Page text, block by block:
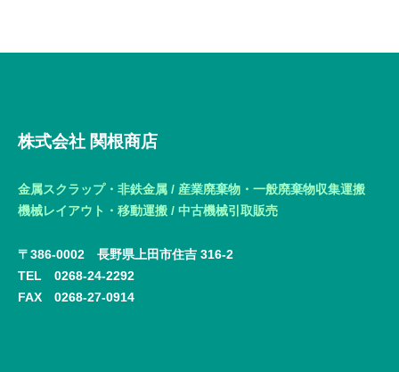
ン
株式会社 関根商店
金属スクラップ・非鉄金属 / 産業廃棄物・一般廃棄物収集運搬
機械レイアウト・移動運搬 / 中古機械引取販売
〒386-0002 長野県上田市住吉 316-2
TEL 0268-24-2292
FAX 0268-27-0914